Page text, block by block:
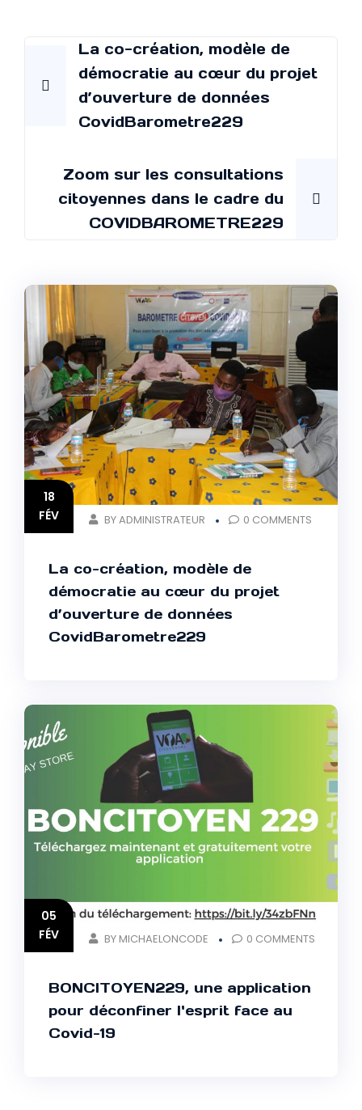
Navigation
de
l’article
La co-création, modèle de
démocratie au cœur du projet
d’ouverture de données
CovidBarometre229
Zoom sur les consultations
citoyennes dans le cadre du
COVIDBAROMETRE229
18
FÉV
BY ADMINISTRATEUR 0 COMMENTS
La co-création, modèle de
démocratie au cœur du projet
d’ouverture de données
CovidBarometre229
05
FÉV
BY MICHAELONCODE 0 COMMENTS
BONCITOYEN229, une application
pour déconfiner l'esprit face au
Covid-19